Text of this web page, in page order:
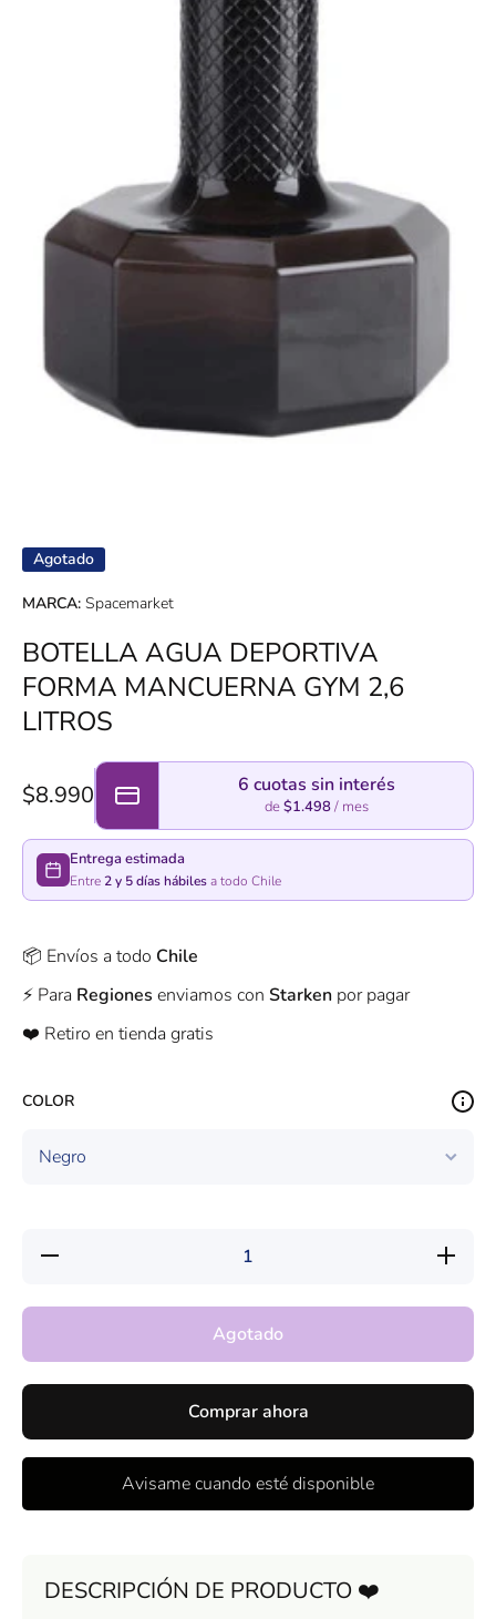
Agotado
MARCA: Spacemarket
BOTELLA AGUA DEPORTIVA
FORMA MANCUERNA GYM 2,6
LITROS
$8.990 6 cuotas sin interés
de$1.498/ mes
Entrega estimada
Entre2 y 5 días hábilesa todo Chile
📦 Envíos a todo Chile
⚡️ Para Regiones enviamos con Starken por pagar
❤️ Retiro en tienda gratis
COLOR
Reducir
Gym 2,6
cantidad
Agua
Forma
Gym 2,6
Agotado
Comprar ahora
Avisame cuando esté disponible
DESCRIPCIÓN DE PRODUCTO ❤️